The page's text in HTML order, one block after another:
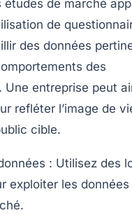
études de marché
de
des données
des
Une entreprise peut
refléter l’image de
cible.
: Utilisez des
exploiter les